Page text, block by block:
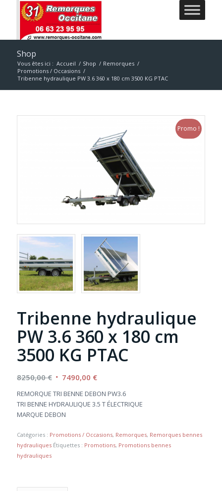
Shop
Vous êtes ici : Accueil / Shop / Remorques /
Promotions / Occasions /
Tribenne hydraulique PW 3.6 360 x 180 cm 3500 KG PTAC
Promo !
Tribenne hydraulique
PW 3.6 360 x 180 cm
3500 KG PTAC
8250,00€ Le
initial
était :
7490,00 €Le
actuel
REMORQUE TRI BENNE DEBON PW3.6
TRI BENNE HYDRAULIQUE 3.5 T ÉLECTRIQUE
MARQUE DEBON
Catégories : Promotions / Occasions, Remorques, Remorques bennes
hydrauliques Étiquettes : Promotions, Promotions bennes
hydrauliques